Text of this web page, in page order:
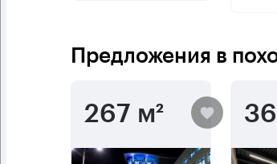
Предложения в
267 м²